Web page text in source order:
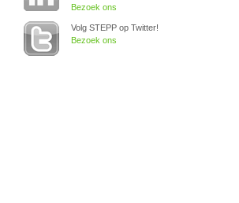
Bezoek ons
Volg STEPP op Twitter!
Bezoek ons